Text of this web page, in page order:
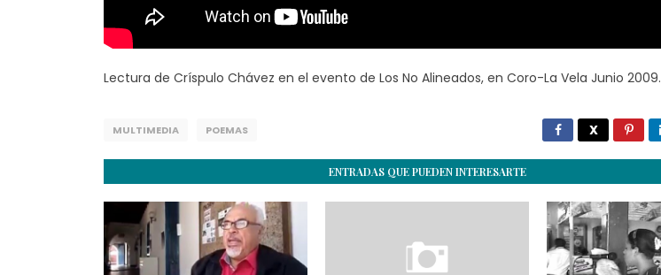
Lectura de Críspulo Chávez en el evento de Los No Alineados, en Coro-La Vela Junio 2009.
MULTIMEDIA POEMAS
ENTRADAS QUE PUEDEN INTERESARTE